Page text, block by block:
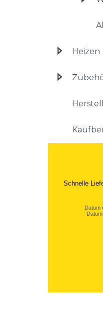
Heizen
Sehr
hatte die
Datum